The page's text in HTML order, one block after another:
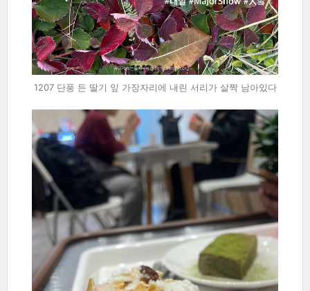
1207 단풍 든 딸기 잎 가장자리에 내린 서리가 살짝 남아있다